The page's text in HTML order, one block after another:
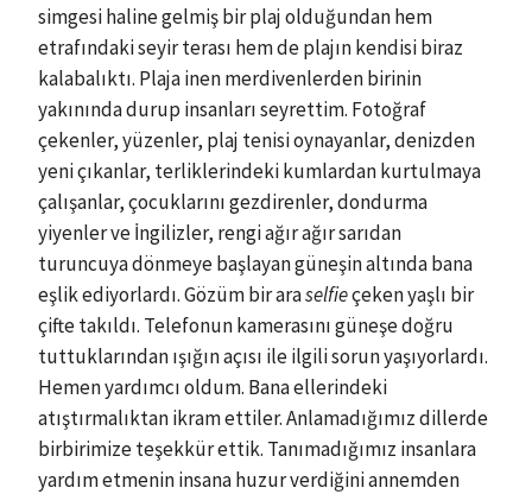
simgesi haline gelmiş bir plaj olduğundan hem
etrafındaki seyir terası hem de plajın kendisi biraz
kalabalıktı. Plaja inen merdivenlerden birinin
yakınında durup insanları seyrettim. Fotoğraf
çekenler, yüzenler, plaj tenisi oynayanlar, denizden
yeni çıkanlar, terliklerindeki kumlardan kurtulmaya
çalışanlar, çocuklarını gezdirenler, dondurma
yiyenler ve İngilizler, rengi ağır ağır sarıdan
turuncuya dönmeye başlayan güneşin altında bana
eşlik ediyorlardı. Gözüm bir araselfieçeken yaşlı bir
çifte takıldı. Telefonun kamerasını güneşe doğru
tuttuklarından ışığın açısı ile ilgili sorun yaşıyorlardı.
Hemen yardımcı oldum. Bana ellerindeki
atıştırmalıktan ikram ettiler. Anlamadığımız dillerde
birbirimize teşekkür ettik. Tanımadığımız insanlara
yardım etmenin insana huzur verdiğini annemden